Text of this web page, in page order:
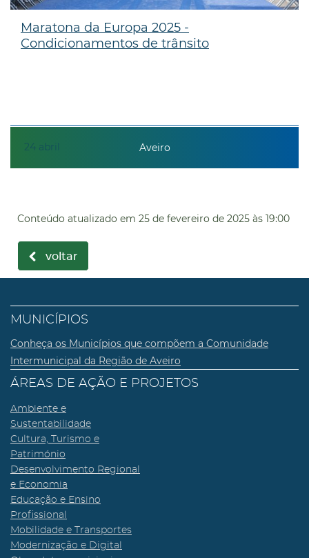
24 abril
Maratona da Europa 2025 -
Condicionamentos de trânsito
Aveiro
Conteúdo atualizado em 25 de fevereiro de 2025 às 19:00
voltar
MUNICÍPIOS
Conheça os Municípios que compõem a Comunidade
Intermunicipal da Região de Aveiro
ÁREAS DE AÇÃO E PROJETOS
Ambiente e
Sustentabilidade
Cultura, Turismo e
Património
Desenvolvimento Regional
e Economia
Educação e Ensino
Profissional
Mobilidade e Transportes
Modernização e Digital